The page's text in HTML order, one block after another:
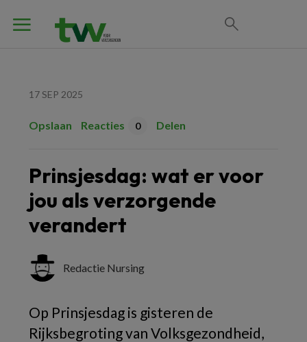
17 SEP 2025
Opslaan Reacties 0 Delen
Prinsjesdag: wat er voor
jou als verzorgende
verandert
Redactie Nursing
Op Prinsjesdag is gisteren de
Rijksbegroting van Volksgezondheid,